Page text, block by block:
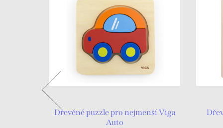
Dřevěné puzzle pro nejmenší Viga
Auto